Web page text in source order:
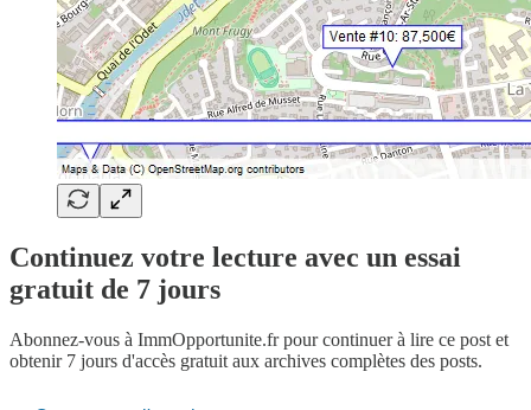
Continuez votre lecture avec un essai
gratuit de 7 jours
Abonnez-vous à ImmOpportunite.frpour continuer à lire ce post et
obtenir 7 jours d'accès gratuit aux archives complètes des posts.